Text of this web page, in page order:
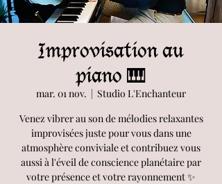
Improvisation au
piano 🎹
mar. 01 nov.
  |
Studio L'Enchanteur
Venez vibrer au son de mélodies relaxantes
improvisées juste pour vous dans une
atmosphère conviviale et contribuez vous
aussi à l'éveil de conscience planétaire par
votre présence et votre rayonnement ✨